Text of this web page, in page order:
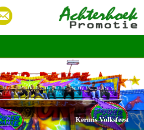
Kermis Volksfeest